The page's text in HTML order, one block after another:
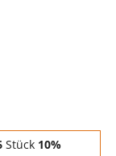
Stück 10%